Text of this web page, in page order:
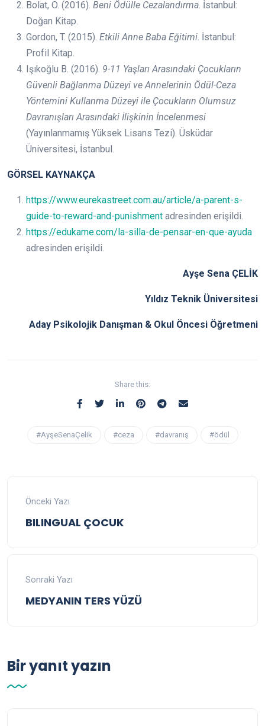
Bolat, Ö. (2016). Beni Ödülle Cezalandırma. İstanbul:
Doğan Kitap.
Gordon, T. (2015). Etkili Anne Baba Eğitimi. İstanbul:
Profil Kitap.
Işıkoğlu B. (2016). 9-11 Yaşları Arasındaki Çocukların
Güvenli Bağlanma Düzeyi ve Annelerinin Ödül-Ceza
Yöntemini Kullanma Düzeyi ile Çocukların Olumsuz
Davranışları Arasındaki İlişkinin İncelenmesi
(Yayınlanmamış Yüksek Lisans Tezi). Üsküdar
Üniversitesi, İstanbul.
GÖRSEL KAYNAKÇA
https://www.eurekastreet.com.au/article/a-parent-s-
guide-to-reward-and-punishment adresinden erişildi.
https://edukame.com/la-silla-de-pensar-en-que-ayuda
adresinden erişildi.
Ayşe Sena ÇELİK
Yıldız Teknik Üniversitesi
Aday Psikolojik Danışman & Okul Öncesi Öğretmeni
Share this:
#AyşeSenaÇelik #ceza #davranış #ödül
Önceki Yazı
BILINGUAL ÇOCUK
Sonraki Yazı
MEDYANIN TERS YÜZÜ
Bir yanıt yazın